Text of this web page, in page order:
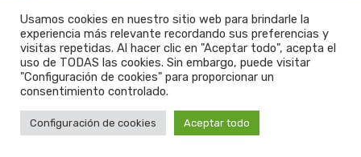
Copyright © 2026 Microlink S.A.S.
+
Usamos cookies en nuestro sitio web para brindarle la
experiencia más relevante recordando sus preferencias y
visitas repetidas. Al hacer clic en "Aceptar todo", acepta el
uso de TODAS las cookies. Sin embargo, puede visitar
"Configuración de cookies" para proporcionar un
consentimiento controlado.
Configuración de cookies Aceptar todo